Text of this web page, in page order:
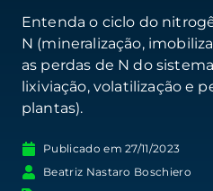
Entenda o ciclo do
N (mineralização,
as perdas de N do
lixiviação, volatilização e
plantas).
Publicado em 27/11/2023
Beatriz Nastaro Boschiero